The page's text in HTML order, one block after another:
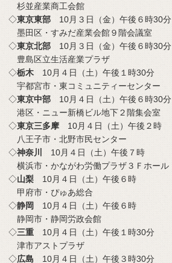
杉並産業商工会館
◇東京東部 10月３日（金）午後６時30分
墨田区・すみだ産業会館９階会議室
◇東京北部 10月３日（金）午後６時30分
豊島区立生活産業プラザ
◇栃木 10月４日（土）午後１時30分
宇都宮市・東コミュニティーセンター
◇東京中部 10月４日（土）午後６時30分
港区・ニュー新橋ビル地下２階集会室
◇東京三多摩 10月４日（土）午後２時
八王子市・北野市民センター
◇神奈川
10月４日（土）午後７時
横浜市・かながわ労働プラザ３Ｆホール
◇山梨 10月４日（土）午後６時
甲府市・ぴゅあ総合
◇静岡 10月４日（土）午後６時
静岡市・静岡労政会館
◇三重 10月４日（土）午後１時30分
津市アストプラザ
◇広島 10月４日（土）午後３時30分